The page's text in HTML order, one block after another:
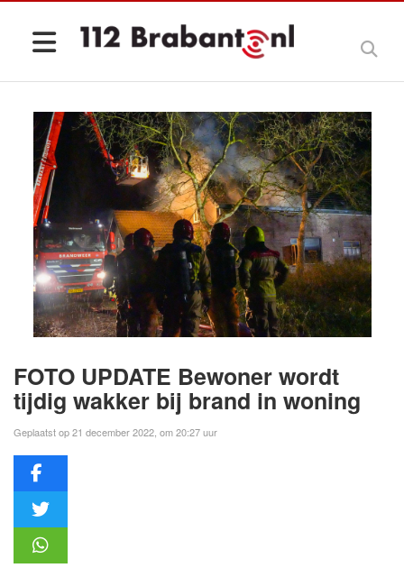
FOTO UPDATE Bewoner wordt
tijdig wakker bij brand in woning
Geplaatst op 21 december 2022, om 20:27 uur